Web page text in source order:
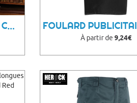
CRAVATE PUBLICITAIRE COLOURS
À partir de 9,24€